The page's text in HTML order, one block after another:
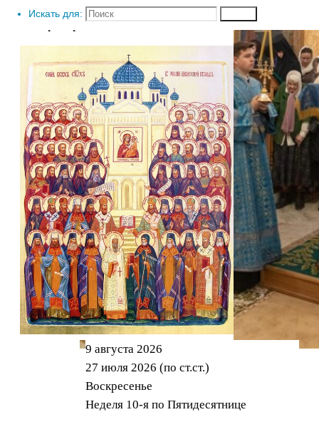
Искать для:
(4)
Собор Воронежских святых
9 августа 2026
27 июля 2026 (по ст.ст.)
Воскресенье
Неделя 10-я по Пятидесятнице